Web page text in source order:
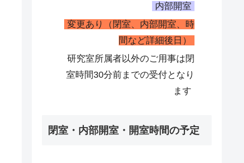
内部開室
変更あり（閉室、内部開室、時
間など詳細後日）
研究室所属者以外のご用事は閉
室時間30分前までの受付となり
ます
閉室・内部開室・開室時間の予定